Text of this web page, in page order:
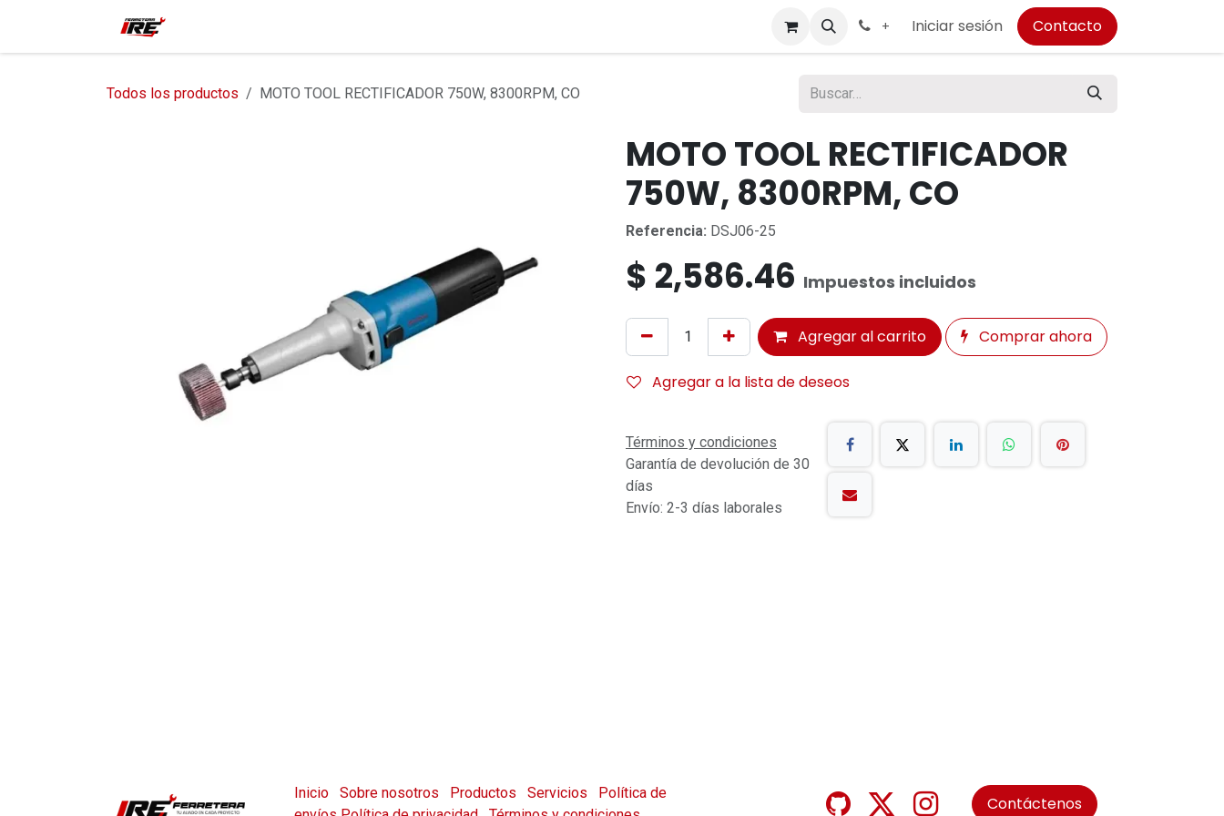
+ Iniciar sesión Contacto
Todos los productos MOTO TOOL RECTIFICADOR 750W, 8300RPM, CO
MOTO TOOL RECTIFICADOR
750W, 8300RPM, CO
Referencia: DSJ06-25
$ 2,586.46 Impuestos incluidos
Agregar al carrito Comprar ahora
Agregar a la lista de deseos
Términos y condiciones
Garantía de devolución de 30
días
Envío: 2-3 días laborales
Inicio Sobre nosotros Productos Servicios
Política de
Contáctenos